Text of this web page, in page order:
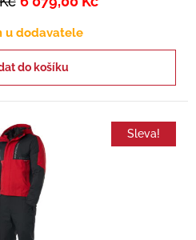
u dodavatele
do košíku
Sleva!